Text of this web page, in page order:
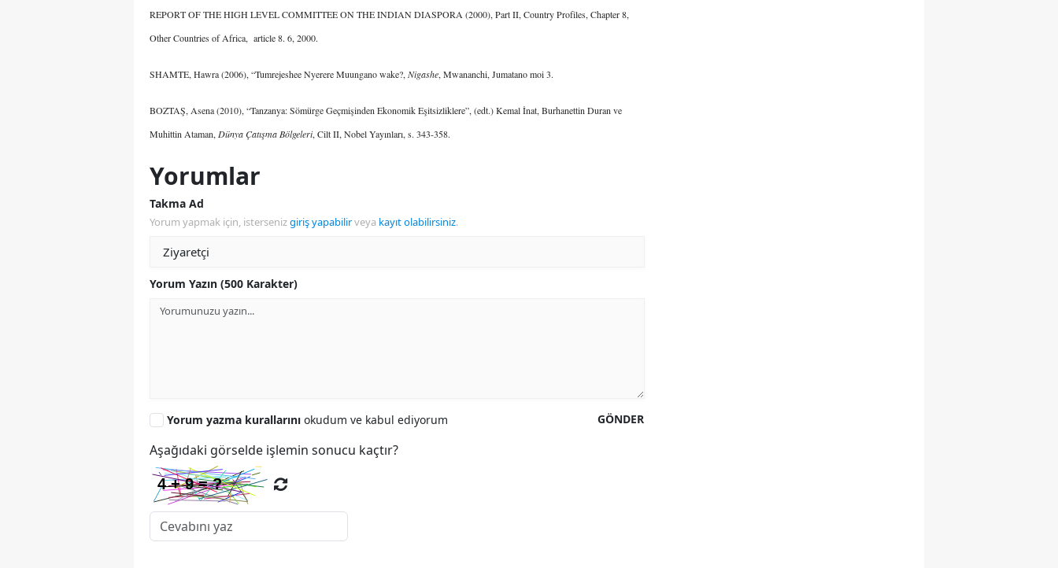
REPORT OF THE HIGH LEVEL COMMITTEE ON THE INDIAN DIASPORA (2000), Part II, Country Profiles, Chapter 8,
Other Countries of Africa, article 8. 6, 2000.
SHAMTE, Hawra (2006), “Tumrejeshee Nyerere Muungano wake?,Nigashe, Mwananchi, Jumatano moi 3.
BOZTAŞ, Asena (2010), “Tanzanya: Sömürge Geçmişinden Ekonomik Eşitsizliklere”, (edt.) Kemal İnat, Burhanettin Duran ve
Muhittin Ataman,Dünya Çatışma Bölgeleri, Cilt II, Nobel Yayınları, s. 343-358.
Yorumlar
Takma Ad
Yorum yapmak için, istersenizgiriş yapabilirveya kayıt olabilirsiniz.
Yorum Yazın (500 Karakter)
GÖNDER
Yorum yazma kurallarını okudum ve kabul ediyorum
Aşağıdaki görselde işlemin sonucu kaçtır?